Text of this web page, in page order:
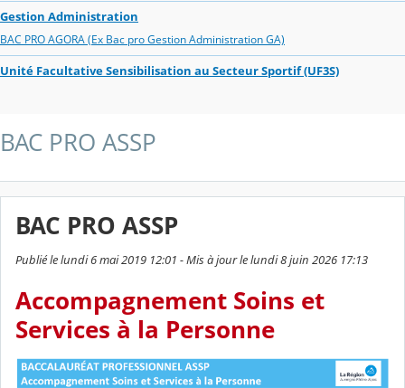
Gestion Administration
BAC PRO AGORA (Ex Bac pro Gestion Administration GA)
Unité Facultative Sensibilisation au Secteur Sportif (UF3S)
BAC PRO ASSP
BAC PRO ASSP
Publié le lundi 6 mai 2019 12:01 - Mis à jour le lundi 8 juin 2026 17:13
Accompagnement Soins et
Services à la Personne